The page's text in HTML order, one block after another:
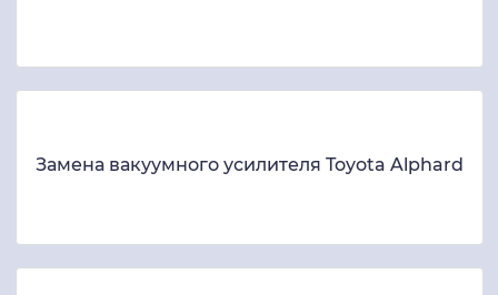
Замена вакуумного усилителя Toyota Alphard